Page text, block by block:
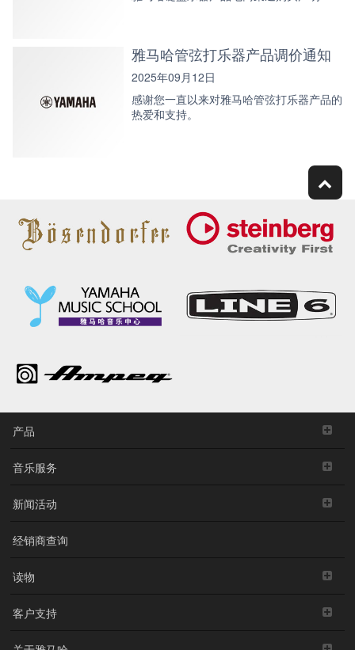
雅马哈管弦打乐器产品调价通知
2025年09月12日
感谢您一直以来对雅马哈管弦打乐器产品的
热爱和支持。
产品
音乐服务
新闻活动
经销商查询
读物
客户支持